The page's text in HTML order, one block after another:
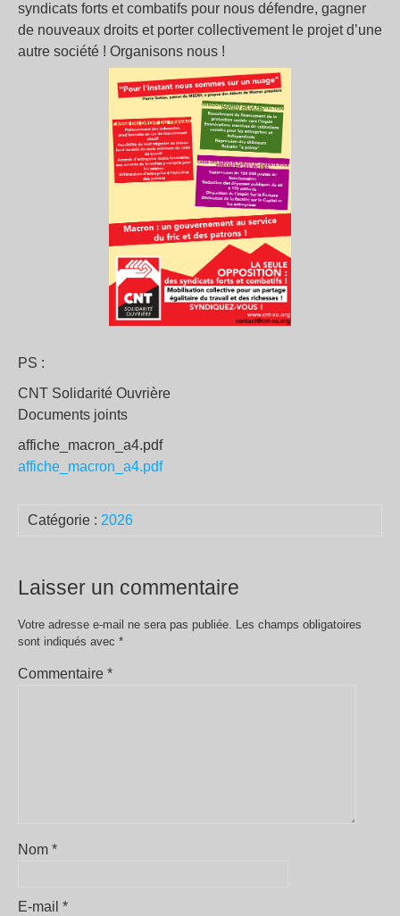
syndicats forts et combatifs pour nous défendre, gagner
de nouveaux droits et porter collectivement le projet d’une
autre société ! Organisons nous !
PS :
CNT Solidarité Ouvrière
Documents joints
affiche_macron_a4.pdf
affiche_macron_a4.pdf
Catégorie : 2026
Laisser un commentaire
Votre adresse e-mail ne sera pas publiée. Les champs obligatoires
sont indiqués avec *
Commentaire *
Nom *
E-mail *